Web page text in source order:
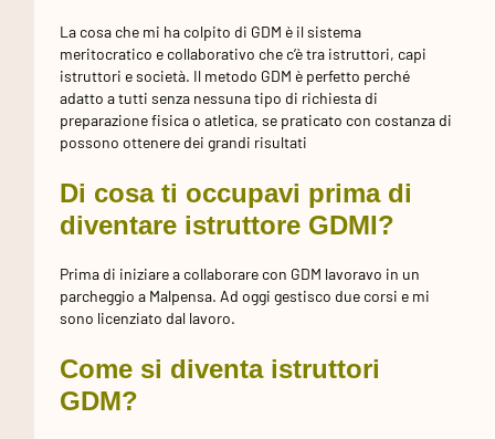
La cosa che mi ha colpito di GDM è il sistema
meritocratico e collaborativo che c’è tra istruttori, capi
istruttori e società. Il metodo GDM è perfetto perché
adatto a tutti senza nessuna tipo di richiesta di
preparazione fisica o atletica, se praticato con costanza di
possono ottenere dei grandi risultati
Di cosa ti occupavi prima di
diventare istruttore GDMI?
Prima di iniziare a collaborare con GDM lavoravo in un
parcheggio a Malpensa. Ad oggi gestisco due corsi e mi
sono licenziato dal lavoro.
Come si diventa istruttori
GDM?